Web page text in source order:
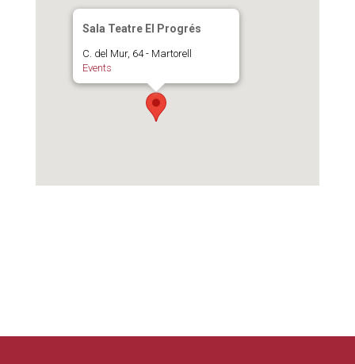
Sala Teatre El Progrés
C. del Mur, 64 - Martorell
Events